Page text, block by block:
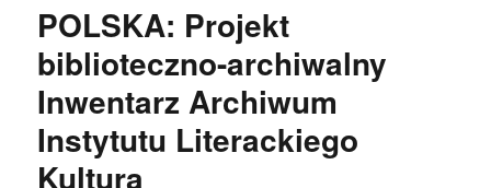
POLSKA: Projekt
biblioteczno-archiwalny
Inwentarz Archiwum
Instytutu Literackiego
Kultura